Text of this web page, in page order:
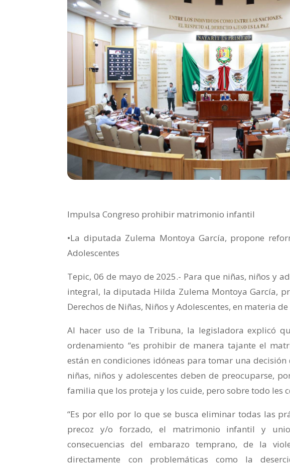
Impulsa Congreso prohibir matrimonio infantil
•La diputada Zulema Montoya García, propone
Adolescentes
Tepic, 06 de mayo de 2025.- Para que niñas, niños y
integral, la diputada Hilda Zulema Montoya García,
Derechos de Niñas, Niños y Adolescentes, en materia
Al hacer uso de la Tribuna, la legisladora explicó
ordenamiento “es prohibir de manera tajante el
están en condiciones idóneas para tomar una
niñas, niños y adolescentes deben de preocuparse,
familia que los proteja y los cuide, pero sobre todo les
“Es por ello por lo que se busca eliminar todas las
precoz y/o forzado, el matrimonio infantil y
consecuencias del embarazo temprano, de la
directamente con problemáticas como la